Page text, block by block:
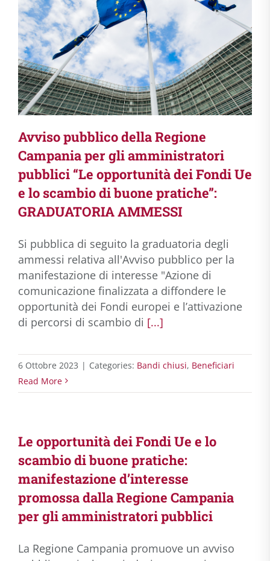
Avviso pubblico della Regione
Campania per gli amministratori
pubblici “Le opportunità dei Fondi Ue
e lo scambio di buone pratiche”:
GRADUATORIA AMMESSI
Si pubblica di seguito la graduatoria degli
ammessi relativa all'Avviso pubblico per la
manifestazione di interesse "Azione di
comunicazione finalizzata a diffondere le
opportunità dei Fondi europei e l’attivazione
di percorsi di scambio di [...]
6 Ottobre 2023 | Categories: Bandi chiusi, Beneficiari
Read More
Le opportunità dei Fondi Ue e lo
scambio di buone pratiche:
manifestazione d’interesse
promossa dalla Regione Campania
per gli amministratori pubblici
La Regione Campania promuove un avviso